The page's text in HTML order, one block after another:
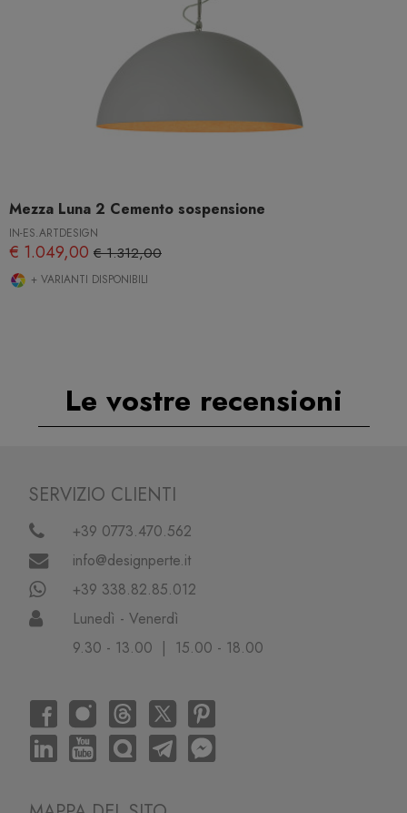
Mezza Luna 2 Cemento sospensione
IN-ES.ARTDESIGN
€ 1.049,00 € 1.312,00
+ VARIANTI DISPONIBILI
Le vostre recensioni
SERVIZIO CLIENTI
+39 0773.470.562
info@designperte.it
+39 338.82.85.012
Lunedì - Venerdì
9.30 - 13.00 | 15.00 - 18.00